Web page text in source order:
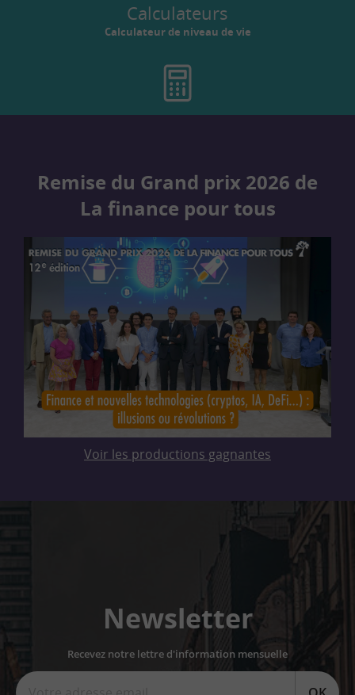
Calculateurs
Calculateur de niveau de vie
Remise du Grand prix 2026 de
La finance pour tous
Voir les productions gagnantes
Newsletter
Recevez notre lettre d'information mensuelle